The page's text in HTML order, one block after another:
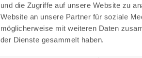
und die Zugriffe auf unsere Website zu
Website an unsere Partner für soziale
möglicherweise mit weiteren Daten
der Dienste gesammelt haben.